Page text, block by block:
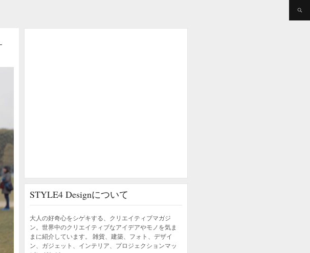
STYLE4 Designについて
大人の好奇心をシゲキする、クリエイティブマガジ
ン。世界中のクリエイティブなアイデアやモノを気ま
まに紹介しています。 雑貨、建築、フォト、デザイ
ン、ガジェット、インテリア、プロジェクションマッ